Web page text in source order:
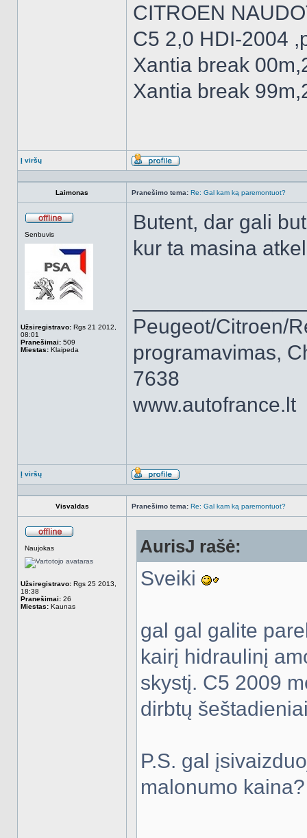
CITROEN
C5 2,0 HDI-2004
Xantia break
Xantia break
Į viršų
Aprašymas
Laimonas Pranešimo tema: Re: Gal kam ką paremontuot?
Senbuvis
Užsiregistravo: Rgs 21 2012,
08:01
Pranešimai: 509
Miestas: Klaipeda
Butent, dar gali
kur ta masina
Peugeot/Citroen/
programavimas,
7638
www.autofrance.lt
Į viršų
Aprašymas
Visvaldas Pranešimo tema: Re: Gal kam ką paremontuot?
Naujokas
Užsiregistravo: Rgs 25 2013,
18:38
Pranešimai: 26
Miestas: Kaunas
AurisJ rašė:
Sveiki
gal gal galite
kairį hidraulinį
skystį. C5 2009
dirbtų
P.S. gal
malonumo